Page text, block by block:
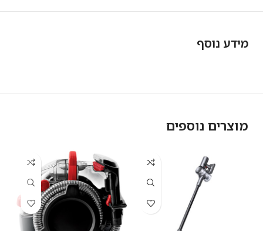
מידע נוסף
מוצרים נוספים